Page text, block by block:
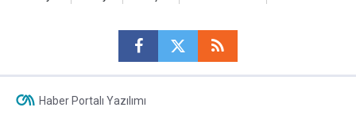
Haber Portalı Yazılımı